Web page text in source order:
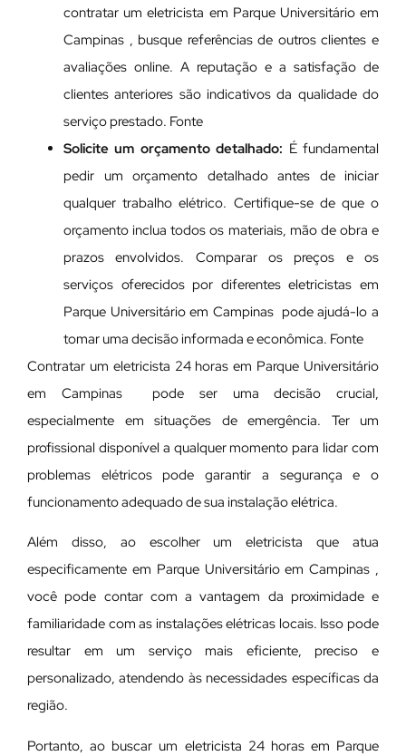
contratar um eletricista em Parque Universitário em
Campinas , busque referências de outros clientes e
avaliações online. A reputação e a satisfação de
clientes anteriores são indicativos da qualidade do
serviço prestado. Fonte
Solicite um orçamento detalhado: É fundamental
pedir um orçamento detalhado antes de iniciar
qualquer trabalho elétrico. Certifique-se de que o
orçamento inclua todos os materiais, mão de obra e
prazos envolvidos. Comparar os preços e os
serviços oferecidos por diferentes eletricistas em
Parque Universitário em Campinas pode ajudá-lo a
tomar uma decisão informada e econômica. Fonte
Contratar um eletricista 24 horas em Parque Universitário
em Campinas pode ser uma decisão crucial,
especialmente em situações de emergência. Ter um
profissional disponível a qualquer momento para lidar com
problemas elétricos pode garantir a segurança e o
funcionamento adequado de sua instalação elétrica.
Além disso, ao escolher um eletricista que atua
especificamente em Parque Universitário em Campinas ,
você pode contar com a vantagem da proximidade e
familiaridade com as instalações elétricas locais. Isso pode
resultar em um serviço mais eficiente, preciso e
personalizado, atendendo às necessidades específicas da
região.
Portanto, ao buscar um eletricista 24 horas em Parque